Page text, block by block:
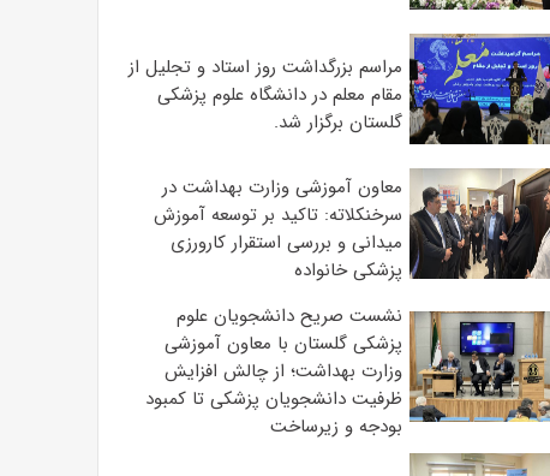
مراسم بزرگداشت روز استاد و تجلیل از
مقام معلم در دانشگاه علوم پزشکی
گلستان برگزار شد.‌
معاون آموزشی وزارت بهداشت در
سرخنکلاته: تاکید بر توسعه آموزش
میدانی و بررسی استقرار کارورزی
پزشکی ‌خانواده
نشست صریح دانشجویان علوم
پزشکی گلستان با معاون آموزشی
وزارت بهداشت؛ از چالش افزایش
ظرفیت دانشجویان ‌پزشکی تا کمبود
بودجه و زیرساخت